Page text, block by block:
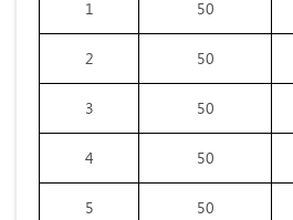
1 50
2 50
3 50
4 50
5 50